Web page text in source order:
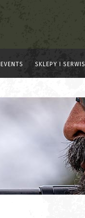
EVENTS SKLEPY I SERWIS